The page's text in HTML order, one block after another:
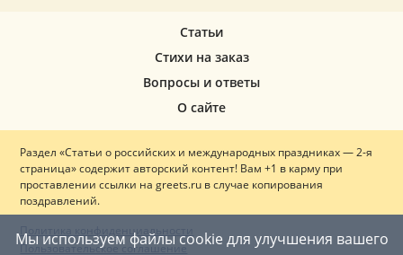
Мы используем файлы cookie для улучшения вашего
Статьи
Стихи на заказ
Вопросы и ответы
О сайте
Раздел «Статьи о российских и международных праздниках — 2-я
страница» содержит авторский контент! Вам +1 в карму при
проставлении ссылки на greets.ru в случае копирования
поздравлений.
Политика конфиденциальности
Пользовательское соглашение